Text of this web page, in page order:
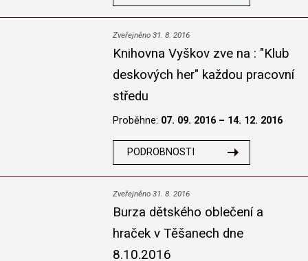
Zveřejněno 31. 8. 2016
Knihovna Vyškov zve na : "Klub
deskových her" každou pracovní
středu
Proběhne: 07. 09. 2016 – 14. 12. 2016
PODROBNOSTI
Zveřejněno 31. 8. 2016
Burza dětského oblečení a
hraček v Těšanech dne
8.10.2016